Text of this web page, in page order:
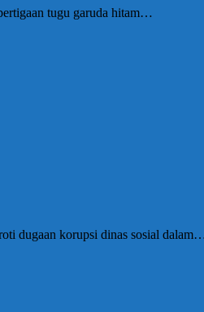
tugu garuda hitam…
dugaan korupsi dinas sosial